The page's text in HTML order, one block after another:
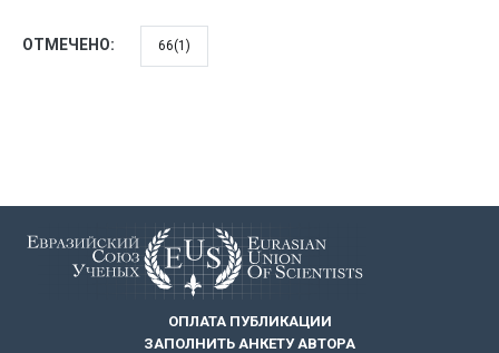
ОТМЕЧЕНО: 66(1)
ОПЛАТА ПУБЛИКАЦИИ
ЗАПОЛНИТЬ АНКЕТУ АВТОРА